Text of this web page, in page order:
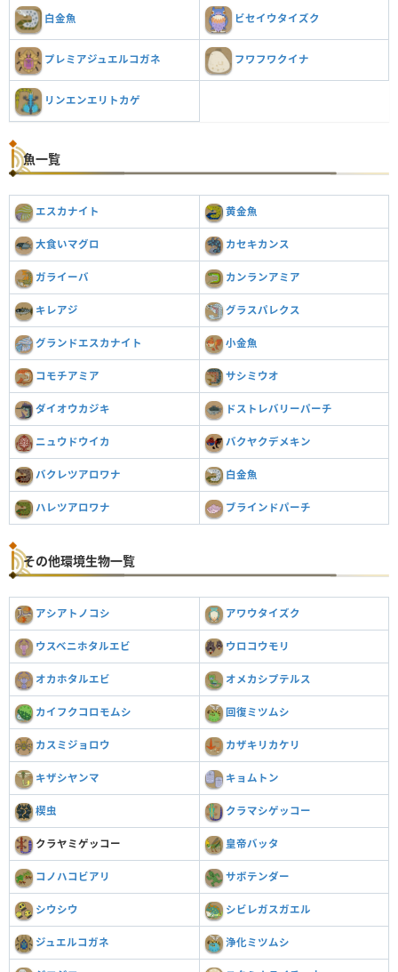
白金魚 ビセイウタイズク
プレミアジュエルコガネ フワフワクイナ
リンエンエリトカゲ
魚一覧
エスカナイト 黄金魚
大食いマグロ カセキカンス
ガライーバ カンランアミア
キレアジ グラスパレクス
グランドエスカナイト 小金魚
コモチアミア サシミウオ
ダイオウカジキ ドストレバリーパーチ
ニュウドウイカ バクヤクデメキン
バクレツアロワナ 白金魚
ハレツアロワナ ブラインドパーチ
その他環境生物一覧
アシアトノコシ アワウタイズク
ウスベニホタルエビ ウロコウモリ
オカホタルエビ オメカシプテルス
カイフクコロモムシ 回復ミツムシ
カスミジョロウ カザキリカケリ
キザシヤンマ キョムトン
楔虫 クラマシゲッコー
クラヤミゲッコー 皇帝バッタ
コノハコビアリ サボテンダー
シウシウ シビレガスガエル
ジュエルコガネ 浄化ミツムシ